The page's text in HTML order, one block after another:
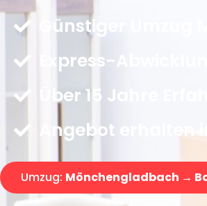
Günstiger
Express-
Über 15 Jahre
Angebot
Umzug: Mönchengladbach →